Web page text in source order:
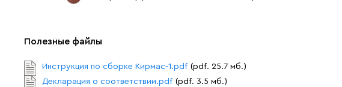
Полезные файлы
Инструкция по сборке Кирмас-1.pdf (pdf. 25.7 мб.)
Декларация о соответствии.pdf (pdf. 3.5 мб.)